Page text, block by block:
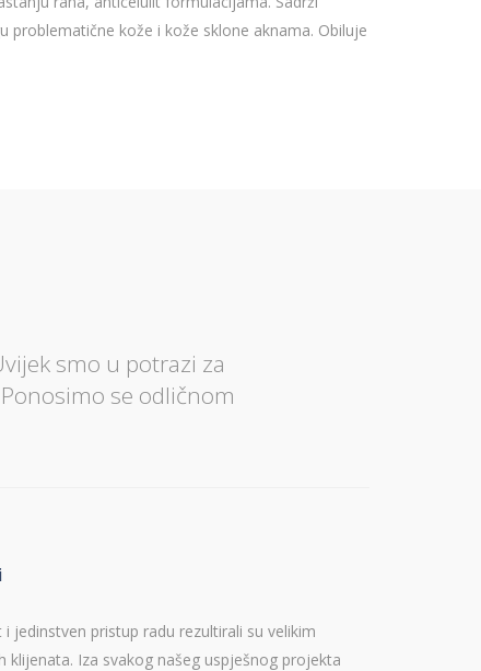
kože i kože sklone aknama. Obiluje
smo u potrazi za
se odličnom
jedinstven pristup radu rezultirali su velikim
klijenata. Iza svakog našeg uspješnog projekta